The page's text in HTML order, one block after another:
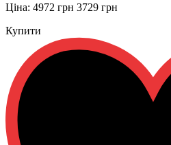
Ціна: 4972 грн 3729 грн
Купити